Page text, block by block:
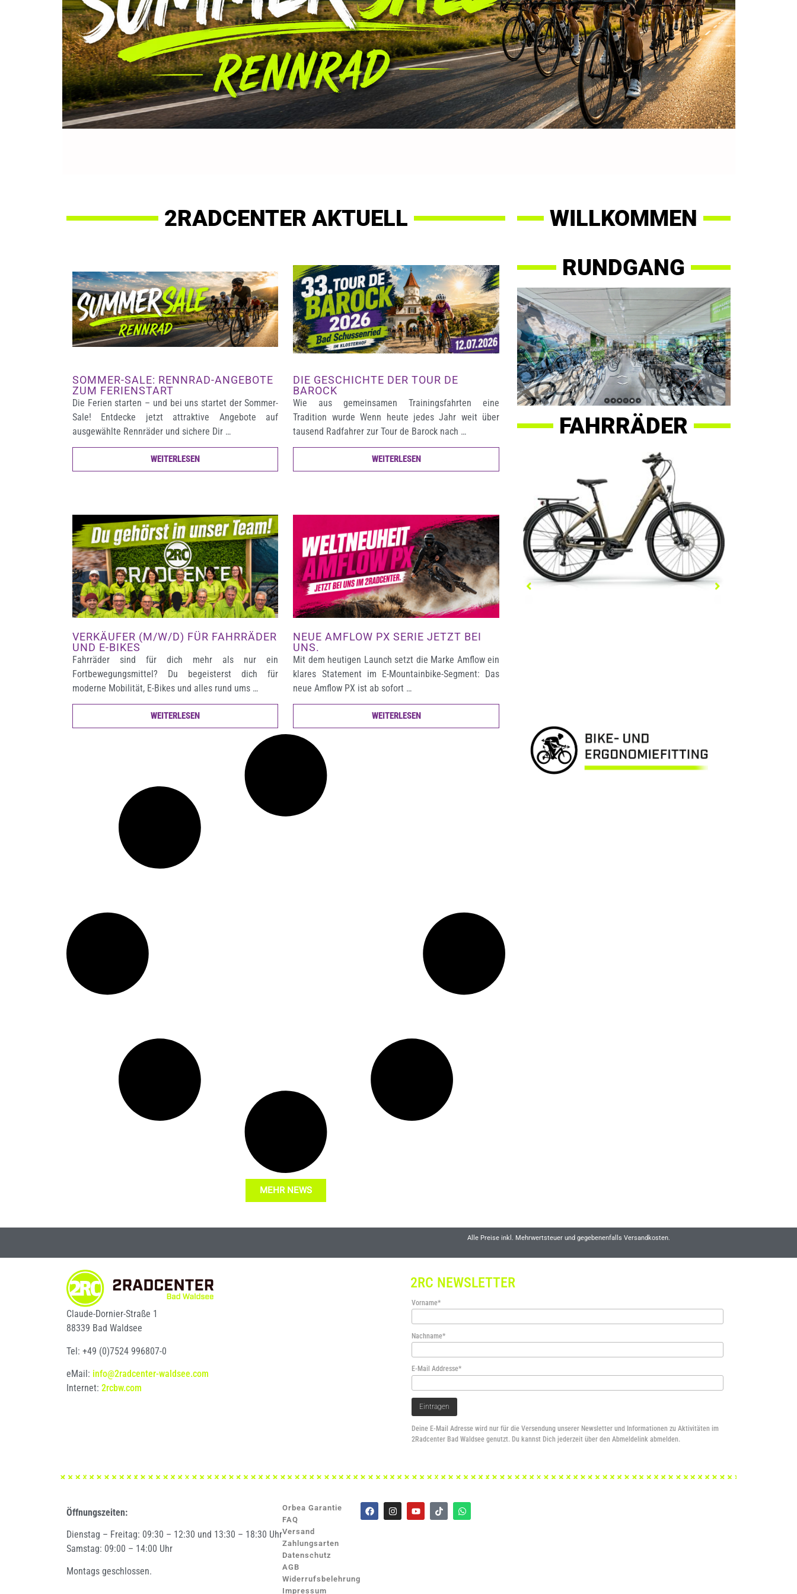
2RADCENTER AKTUELL
SOMMER-SALE: RENNRAD-ANGEBOTE
ZUM FERIENSTART
Die Ferien starten – und bei uns startet der Sommer-
Sale! Entdecke jetzt attraktive Angebote auf
ausgewählte Rennräder und sichere Dir …
WEITERLESEN
DIE GESCHICHTE DER TOUR DE
BAROCK
Wie aus gemeinsamen Trainingsfahrten eine
Tradition wurde Wenn heute jedes Jahr weit über
tausend Radfahrer zur Tour de Barock nach …
WEITERLESEN
VERKÄUFER (M/W/D) FÜR FAHRRÄDER
UND E-BIKES
Fahrräder sind für dich mehr als nur ein
Fortbewegungsmittel? Du begeisterst dich für
moderne Mobilität, E-Bikes und alles rund ums …
WEITERLESEN
NEUE AMFLOW PX SERIE JETZT BEI
UNS.
Mit dem heutigen Launch setzt die Marke Amflow ein
klares Statement im E-Mountainbike-Segment: Das
neue Amflow PX ist ab sofort …
WEITERLESEN
MEHR NEWS
WILLKOMMEN
RUNDGANG
FAHRRÄDER
E-FIRE CITY R760I
Alle Preise inkl. Mehrwertsteuer und gegebenenfalls Versandkosten.
Claude-Dornier-Straße 1
88339 Bad Waldsee
Tel: +49 (0)7524 996807-0
eMail: info@2radcenter-waldsee.com
Internet: 2rcbw.com
2RC NEWSLETTER
Vorname*
Nachname*
E-Mail Addresse*
Deine E-Mail Adresse wird nur für die Versendung unserer Newsletter und Informationen zu Aktivitäten im
2Radcenter Bad Waldsee genutzt. Du kannst Dich jederzeit über den Abmeldelink abmelden.
Öffnungszeiten:
Dienstag – Freitag: 09:30 – 12:30 und 13:30 – 18:30 Uhr
Samstag: 09:00 – 14:00 Uhr
Montags geschlossen.
Orbea Garantie
FAQ
Versand
Zahlungsarten
Datenschutz
AGB
Widerrufsbelehrung
Impressum